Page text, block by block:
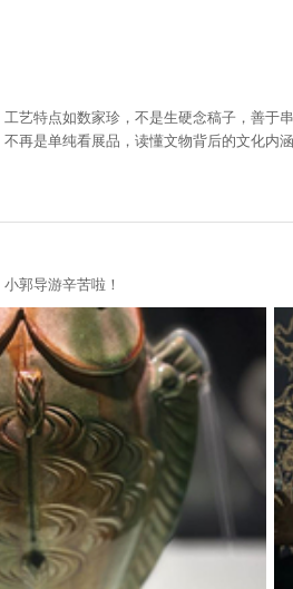
特点如数家珍，不是生硬念稿子，善
是单纯看展品，读懂文物背后的文化内
郭导游辛苦啦！